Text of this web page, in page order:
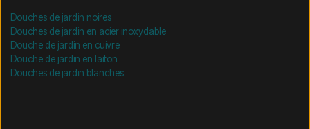
Douches de jardin noires
Douches de jardin en acier inoxydable
Douche de jardin en cuivre
Douche de jardin en laiton
Douches de jardin blanches